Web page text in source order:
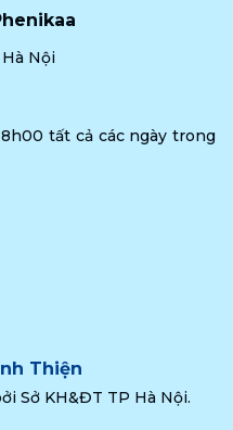
Nội
tất cả các ngày trong
Thiện
Sở KH&ĐT TP Hà Nội.